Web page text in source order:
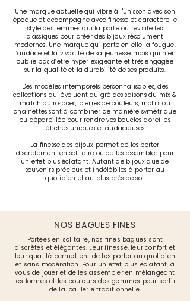
Une marque actuelle qui vibre à l'unisson avec son
époque et accompagne avec finesse et caractère le
style des femmes qui la porte ou revisite les
classiques pour créer des bijoux résolument
modernes. Une marque qui porte en elle la fougue,
l’audace et la vivacité de sa jeunesse mais qui n’en
oublie pas d’être hyper exigeante et très engagée
sur la qualité et la durabilité de ses produits.
Des modèles intemporels personnalisables, des
collections qui évoluent au gré des saisons du mix &
match ou rosaces, pierres de couleurs, motifs ou
chaînettes sont à combiner de manière symétrique
ou dépareillée pour rendre vos boucles d'oreilles
fétiches uniques et audacieuses.
La finesse des bijoux permet de les porter
discrètement en solitaire ou de les assembler pour
un effet plus éclatant. Autant de bijoux que de
souvenirs précieux et indélébiles à porter au
quotidien et au plus près de soi.
NOS BAGUES FINES
Portées en solitaire, nos fines bagues sont
discrètes et élégantes. Leur finesse, leur confort et
leur qualité permettent de les porter au quotidien
et sans modération. Pour un effet plus éclatant, à
vous de jouer et de les assembler en mélangeant
les formes et les couleurs des gemmes pour sortir
de la joaillerie traditionnelle.